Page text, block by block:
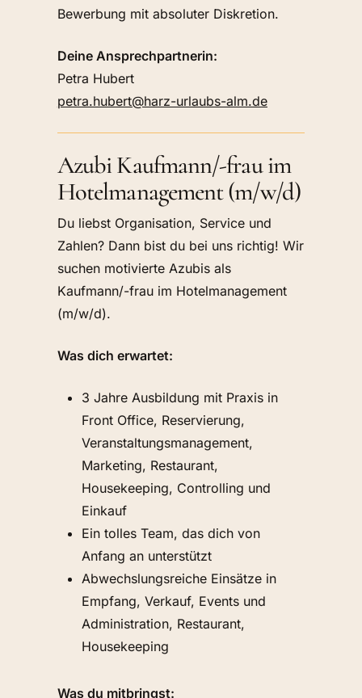
Bewerbung mit absoluter Diskretion.
Deine Ansprechpartnerin:
Petra Hubert
petra.hubert@harz-urlaubs-alm.de
Azubi Kaufmann/-frau im
Hotelmanagement (m/w/d)
Du liebst Organisation, Service und
Zahlen? Dann bist du bei uns richtig! Wir
suchen motivierte Azubis als
Kaufmann/-frau im Hotelmanagement
(m/w/d).
Was dich erwartet:
3 Jahre Ausbildung mit Praxis in
Front Office, Reservierung,
Veranstaltungsmanagement,
Marketing, Restaurant,
Housekeeping, Controlling und
Einkauf
Ein tolles Team, das dich von
Anfang an unterstützt
Abwechslungsreiche Einsätze in
Empfang, Verkauf, Events und
Administration, Restaurant,
Housekeeping
Was du mitbringst: